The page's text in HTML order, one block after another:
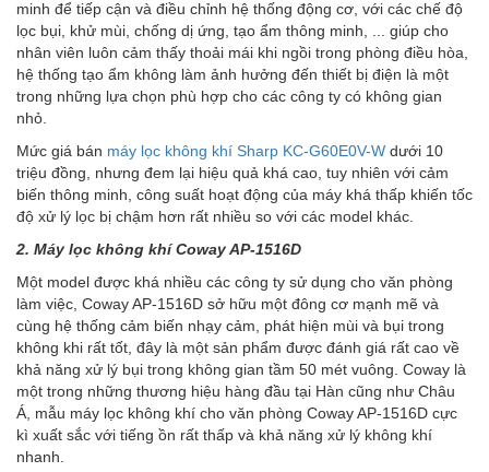
minh để tiếp cận và điều chỉnh hệ thống động cơ, với các chế độ
lọc bụi, khử mùi, chống dị ứng, tạo ẩm thông minh, ... giúp cho
nhân viên luôn cảm thấy thoải mái khi ngồi trong phòng điều hòa,
hệ thống tạo ẩm không làm ảnh hưởng đến thiết bị điện là một
trong những lựa chọn phù hợp cho các công ty có không gian
nhỏ.
Mức giá bán máy lọc không khí Sharp KC-G60E0V-W dưới 10
triệu đồng, nhưng đem lại hiệu quả khá cao, tuy nhiên với cảm
biến thông minh, công suất hoạt động của máy khá thấp khiến tốc
độ xử lý lọc bị chậm hơn rất nhiều so với các model khác.
2. Máy lọc không khí Coway AP-1516D
Một model được khá nhiều các công ty sử dụng cho văn phòng
làm việc, Coway AP-1516D sở hữu một đông cơ mạnh mẽ và
cùng hệ thống cảm biến nhạy cảm, phát hiện mùi và bụi trong
không khi rất tốt, đây là một sản phẩm được đánh giá rất cao về
khả năng xử lý bụi trong không gian tầm 50 mét vuông. Coway là
một trong những thương hiệu hàng đầu tại Hàn cũng như Châu
Á, mẫu máy lọc không khí cho văn phòng Coway AP-1516D cực
kì xuất sắc với tiếng ồn rất thấp và khả năng xử lý không khí
nhanh.